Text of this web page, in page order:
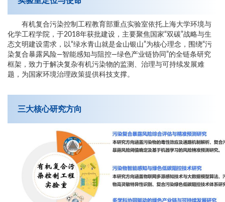
有机复合污染控制工程教育部重点实验室依托上海大学环境与
化学工程学院，于2018年获批建设，主要聚焦国家“双碳”战略与生
态文明建设需求，以“绿水青山就是金山银山”为核心理念，围绕“污
染复合暴露风险—智能感知与阻控—绿色产业链协同”的全链条研究
框架，致力于解决复杂有机污染物的监测、治理与可持续发展难
题，为国家环境治理政策提供科技支撑。
三大核心研究方向